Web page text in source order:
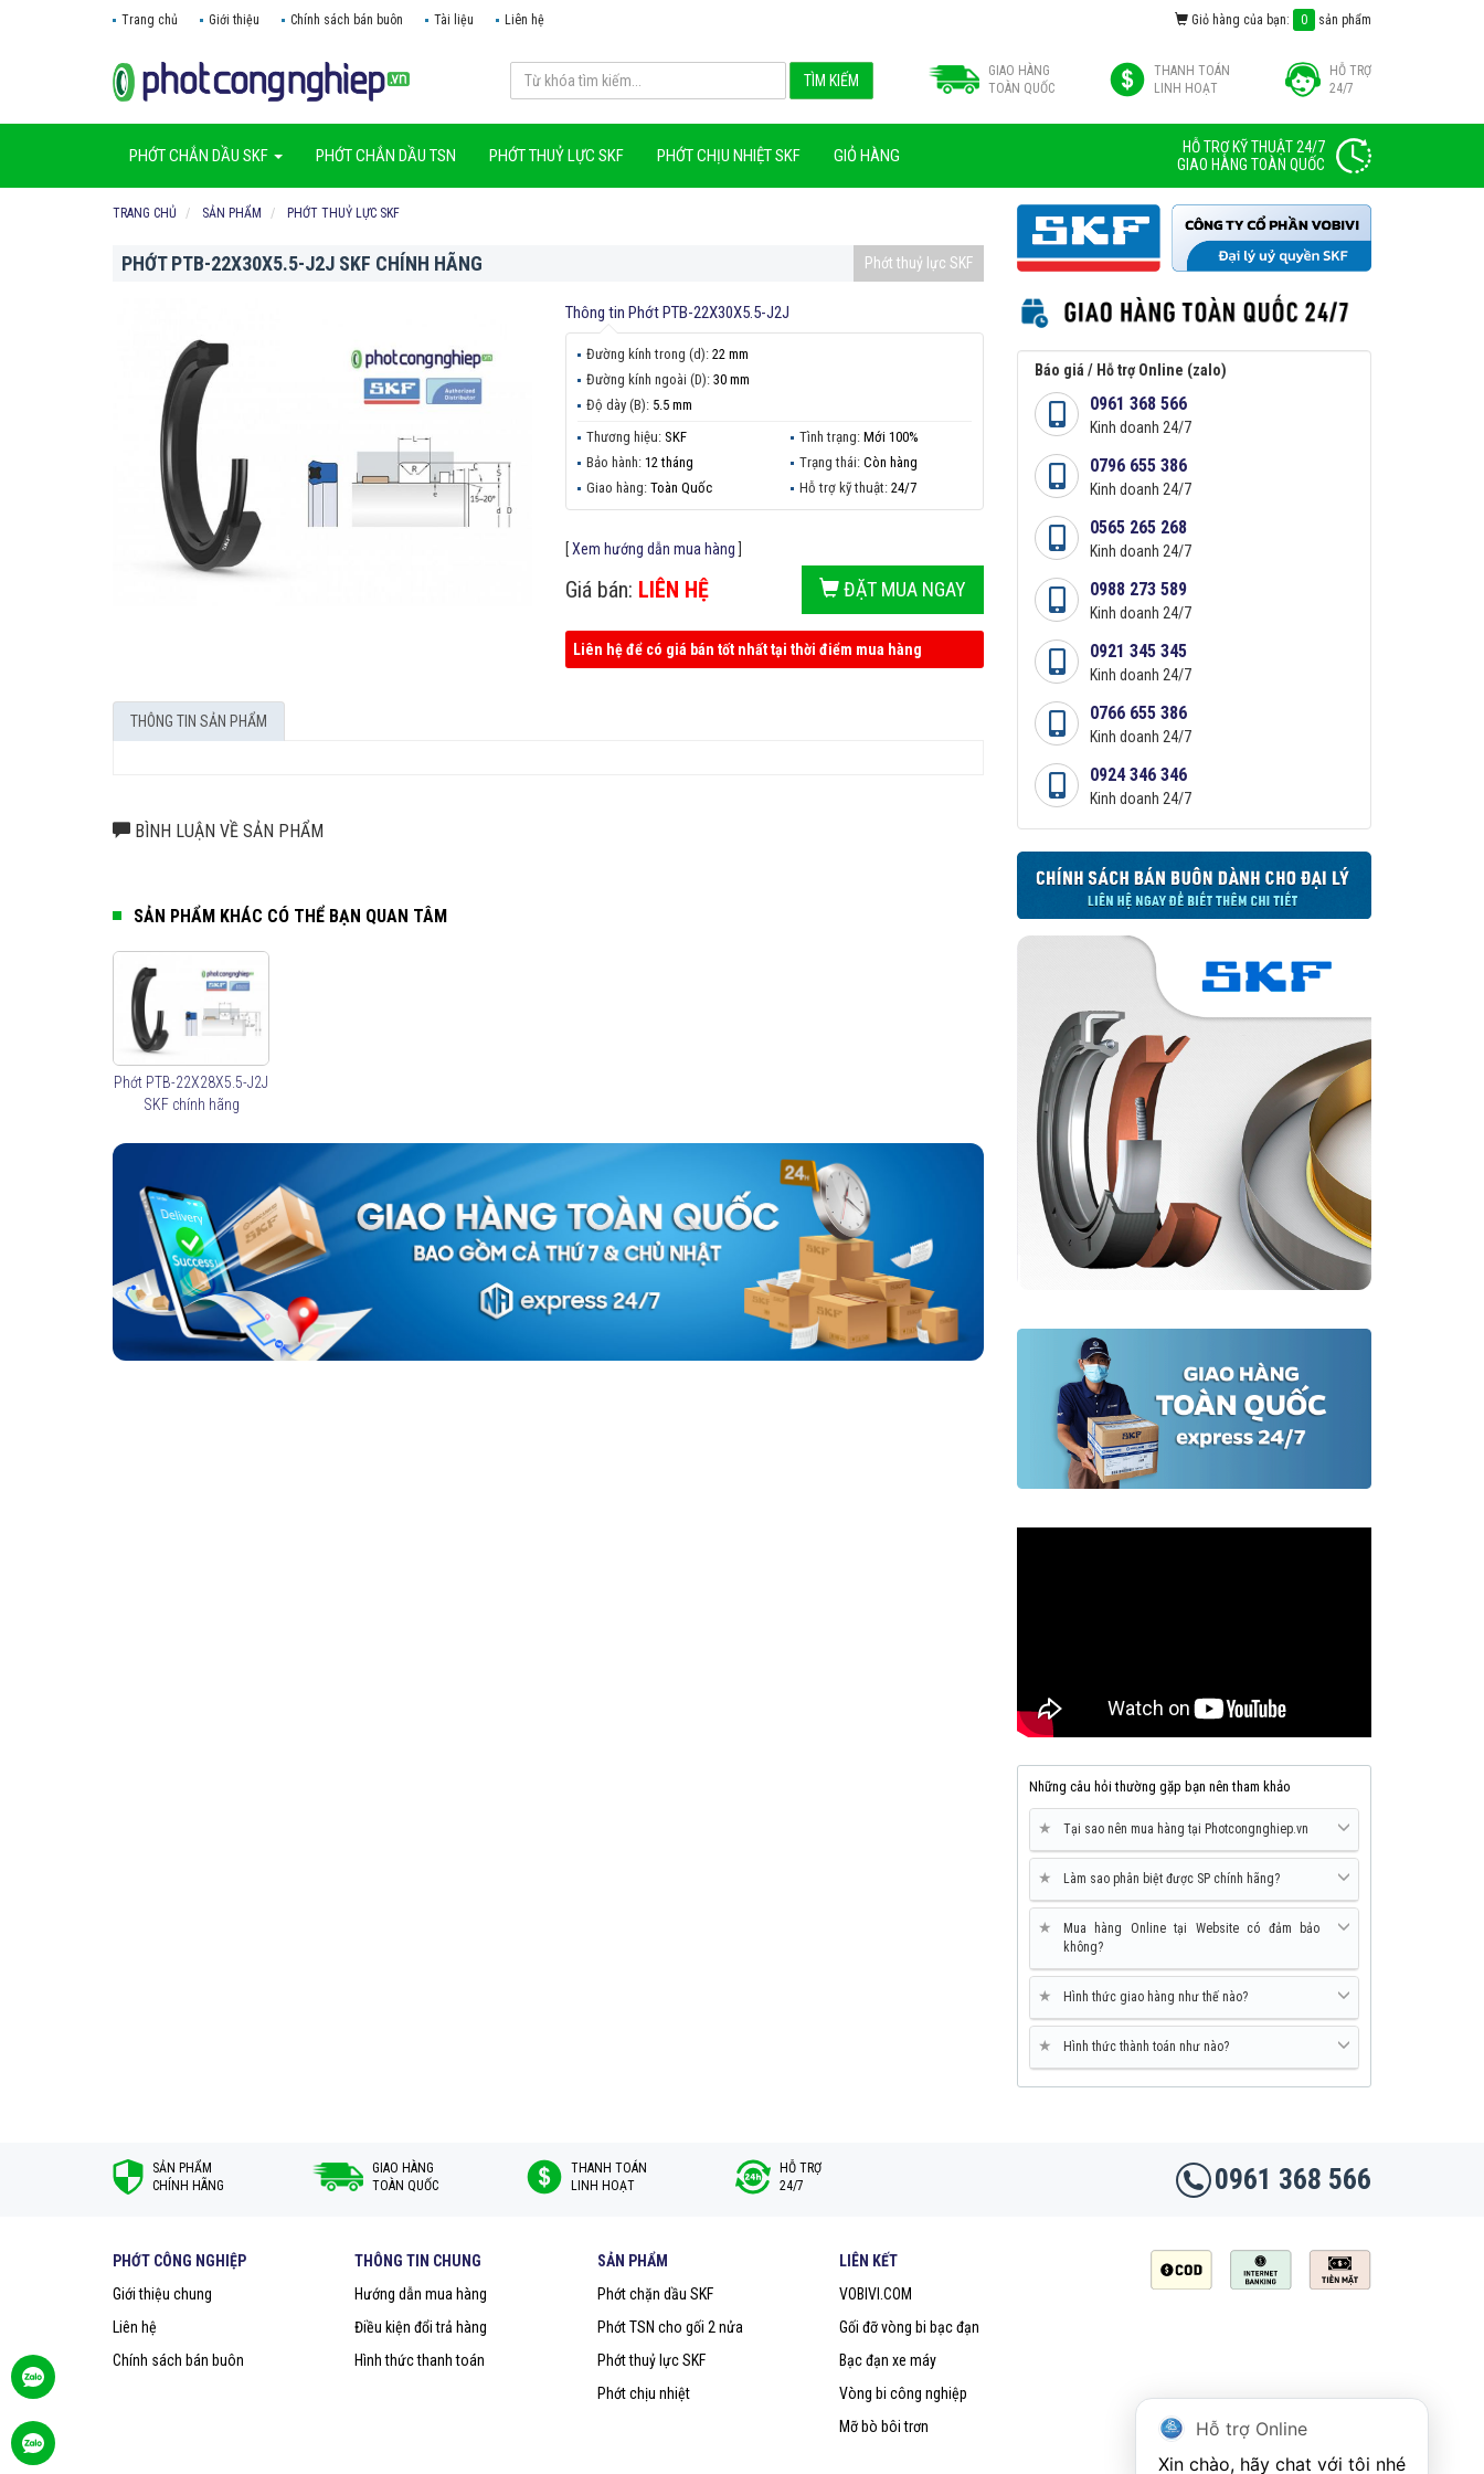
Trang chủ Giới thiệu Chính sách bán buôn Tài liệu Liên hệ Giỏ hàng của bạn: 0 sản phẩm
GIAO HÀNG
TOÀN QUỐC
THANH TOÁN
LINH HOẠT
HỖ TRỢ
24/7
PHỚT CHẮN DẦU SKF PHỚT CHẮN DẦU TSN PHỚT THUỶ LỰC SKF PHỚT CHỊU NHIỆT SKF GIỎ HÀNG
HỖ TRỢ KỸ THUẬT 24/7
GIAO HÀNG TOÀN QUỐC
TRANG CHỦ SẢN PHẨM PHỚT THUỶ LỰC SKF
PHỚT PTB-22X30X5.5-J2J SKF CHÍNH HÃNG Phớt thuỷ lực SKF
Thông tin Phớt PTB-22X30X5.5-J2J
Đường kính trong (d): 22 mm
Đường kính ngoài (D): 30 mm
Độ dày (B): 5.5 mm
Thương hiệu: SKF Tình trạng:Mới 100%
Bảo hành: 12 tháng Trạng thái:Còn hàng
Giao hàng: Toàn Quốc Hỗ trợ kỹ thuật:24/7
[Xem hướng dẫn mua hàng
Giá bán: LIÊN HỆ ĐẶT MUA NGAY
Liên hệ để có giá bán tốt nhất tại thời điểm mua hàng
THÔNG TIN SẢN PHẨM
BÌNH LUẬN VỀ SẢN PHẨM
SẢN PHẨM KHÁC CÓ THỂ BẠN QUAN TÂM
Phớt PTB-22X28X5.5-J2J
SKF chính hãng
Báo giá / Hỗ trợ Online (zalo)
0961 368 566
Kinh doanh 24/7
0796 655 386
Kinh doanh 24/7
0565 265 268
Kinh doanh 24/7
0988 273 589
Kinh doanh 24/7
0921 345 345
Kinh doanh 24/7
0766 655 386
Kinh doanh 24/7
0924 346 346
Kinh doanh 24/7
Những câu hỏi thường gặp bạn nên tham khảo
★ Tại sao nên mua hàng tại Photcongnghiep.vn
★ Làm sao phân biệt được SP chính hãng?
★
Mua hàng Online tại Website có đảm bảo
không?
★ Hình thức giao hàng như thế nào?
★ Hình thức thành toán như nào?
SẢN PHẨM
CHÍNH HÃNG
GIAO HÀNG
TOÀN QUỐC
THANH TOÁN
LINH HOẠT
HỖ TRỢ
24/7
0961 368 566
PHỚT CÔNG NGHIỆP
Giới thiệu chung
Liên hệ
Chính sách bán buôn
THÔNG TIN CHUNG
Hướng dẫn mua hàng
Điều kiện đổi trả hàng
Hình thức thanh toán
SẢN PHẨM
Phớt chặn dầu SKF
Phớt TSN cho gối 2 nửa
Phớt thuỷ lực SKF
Phớt chịu nhiệt
LIÊN KẾT
VOBIVI.COM
Gối đỡ vòng bi bạc đạn
Bạc đạn xe máy
Vòng bi công nghiệp
Mỡ bò bôi trơn
Hỗ trợ Online
Xin chào, hãy chat với tôi nhé